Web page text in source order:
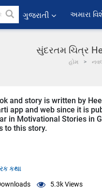
ગુજરાતી અમારા
સુંદરતમ ચિત્ર
હોમ
and story is written by
app and web since it is
in Motivational Stories in
to this story.
કથા
5.3kViews